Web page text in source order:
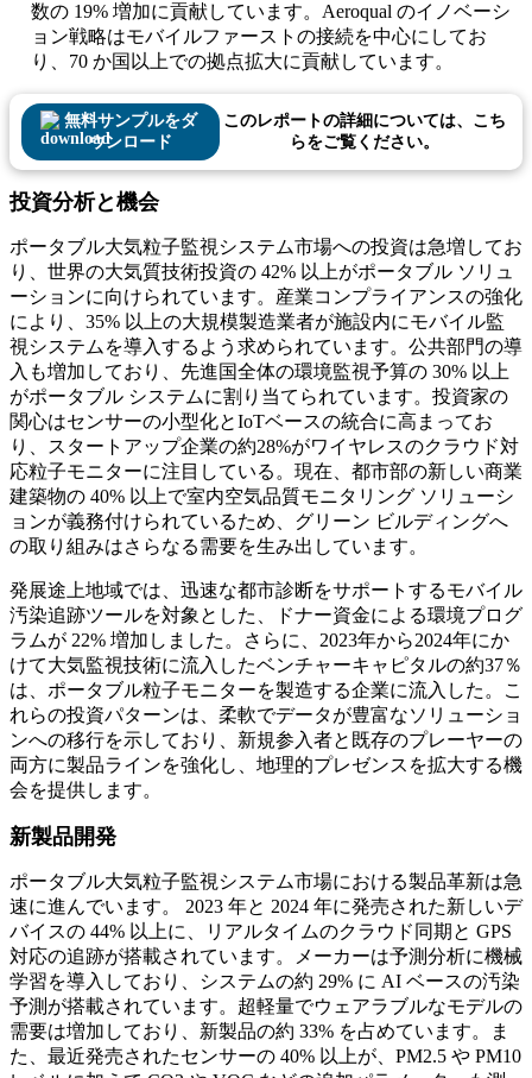
数の 19% 増加に貢献しています。Aeroqual のイノベーシ
ョン戦略はモバイルファーストの接続を中心にしてお
り、70 か国以上での拠点拡大に貢献しています。
無料サンプルをダ
ウンロード
このレポートの詳細については、こち
らをご覧ください。
投資分析と機会
ポータブル大気粒子監視システム市場への投資は急増してお
り、世界の大気質技術投資の 42% 以上がポータブル ソリュ
ーションに向けられています。産業コンプライアンスの強化
により、35% 以上の大規模製造業者が施設内にモバイル監
視システムを導入するよう求められています。公共部門の導
入も増加しており、先進国全体の環境監視予算の 30% 以上
がポータブル システムに割り当てられています。投資家の
関心はセンサーの小型化とIoTベースの統合に高まってお
り、スタートアップ企業の約28%がワイヤレスのクラウド対
応粒子モニターに注目している。現在、都市部の新しい商業
建築物の 40% 以上で室内空気品質モニタリング ソリューシ
ョンが義務付けられているため、グリーン ビルディングへ
の取り組みはさらなる需要を生み出しています。
発展途上地域では、迅速な都市診断をサポートするモバイル
汚染追跡ツールを対象とした、ドナー資金による環境プログ
ラムが 22% 増加しました。さらに、2023年から2024年にか
けて大気監視技術に流入したベンチャーキャピタルの約37％
は、ポータブル粒子モニターを製造する企業に流入した。こ
れらの投資パターンは、柔軟でデータが豊富なソリューショ
ンへの移行を示しており、新規参入者と既存のプレーヤーの
両方に製品ラインを強化し、地理的プレゼンスを拡大する機
会を提供します。
新製品開発
ポータブル大気粒子監視システム市場における製品革新は急
速に進んでいます。 2023 年と 2024 年に発売された新しいデ
バイスの 44% 以上に、リアルタイムのクラウド同期と GPS
対応の追跡が搭載されています。メーカーは予測分析に機械
学習を導入しており、システムの約 29% に AI ベースの汚染
予測が搭載されています。超軽量でウェアラブルなモデルの
需要は増加しており、新製品の約 33% を占めています。ま
た、最近発売されたセンサーの 40% 以上が、PM2.5 や PM10